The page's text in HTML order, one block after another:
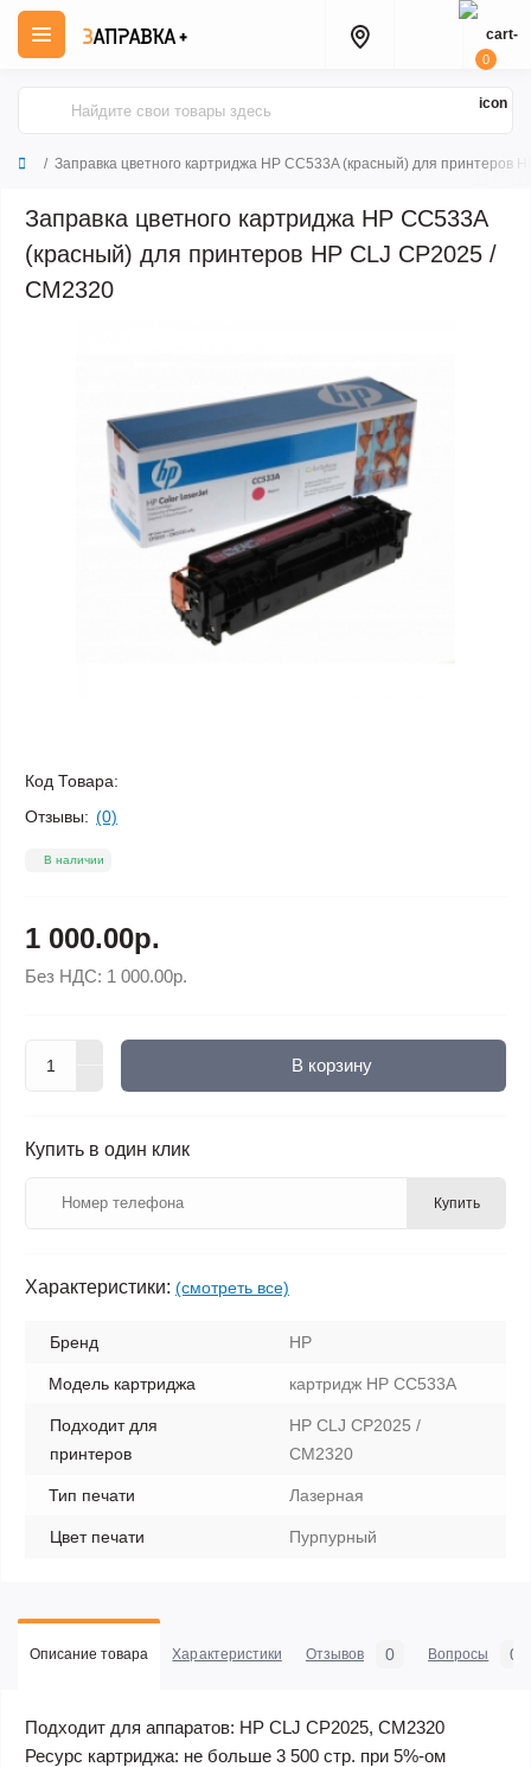
0
Заправка цветного картриджа HP CC533A (красный) для принтеров
Заправка цветного картриджа HP CC533A
(красный) для принтеров HP CLJ CP2025 /
CM2320
Код Товара:
Отзывы: (0)
В наличии
1 000.00р.
Без НДС: 1 000.00р.
В корзину
Купить в один клик
Купить
Характеристики: (смотреть все)
Бренд HP
Модель картриджа картридж HP CC533A
Подходит для
принтеров
HP CLJ CP2025 /
CM2320
Тип печати Лазерная
Цвет печати Пурпурный
Описание товара Характеристики Отзывов 0 Вопросы 0
Подходит для аппаратов: HP CLJ CP2025, CM2320
Ресурс картриджа: не больше 3 500 стр. при 5%-ом